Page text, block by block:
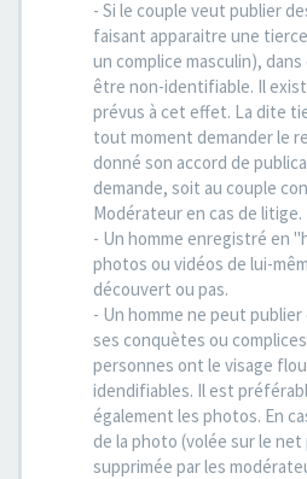
- Si le couple veut publier
faisant apparaitre une
un complice masculin),
être non-identifiable. Il
prévus à cet effet. La dite
tout moment demander le
donné son accord de
demande, soit au couple
Modérateur en cas de litige.
- Un homme enregistré en
photos ou vidéos de lui-
découvert ou pas.
- Un homme ne peut
ses conquètes ou
personnes ont le visage
idendifiables. Il est
également les photos. En
de la photo (volée sur le
supprimée par les